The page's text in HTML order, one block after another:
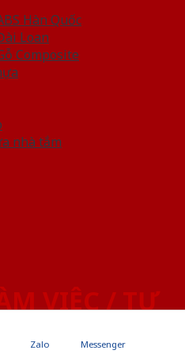
Hàn Quốc
Loan
Composite
nhà tắm
Zalo Messenger
VIỆC / TƯ